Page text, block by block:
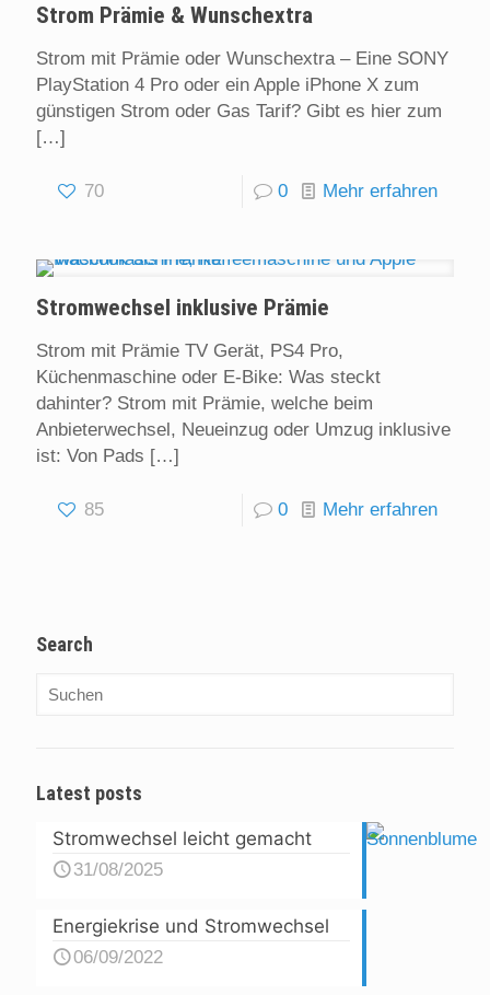
Strom Prämie & Wunschextra
Strom mit Prämie oder Wunschextra – Eine SONY
PlayStation 4 Pro oder ein Apple iPhone X zum
günstigen Strom oder Gas Tarif? Gibt es hier zum
[…]
70 0 Mehr erfahren
Stromwechsel inklusive Prämie
Strom mit Prämie TV Gerät, PS4 Pro,
Küchenmaschine oder E-Bike: Was steckt
dahinter? Strom mit Prämie, welche beim
Anbieterwechsel, Neueinzug oder Umzug inklusive
ist: Von Pads […]
85 0 Mehr erfahren
Search
Latest posts
Stromwechsel leicht gemacht
31/08/2025
Energiekrise und Stromwechsel
06/09/2022